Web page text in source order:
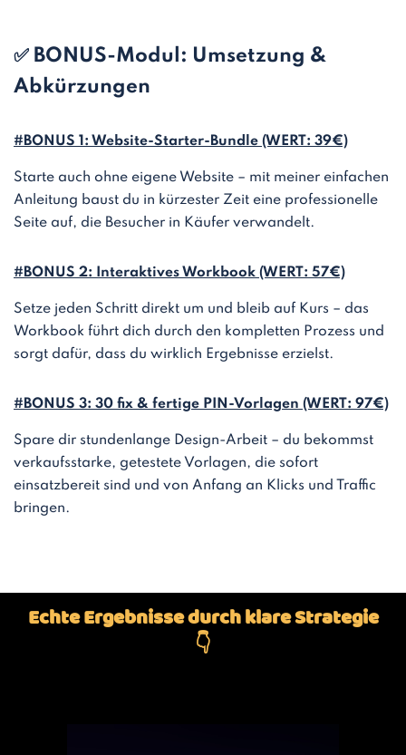
✅ BONUS-Modul: Umsetzung &
Abkürzungen
#BONUS 1: Website-Starter-Bundle (WERT: 39€)
Starte auch ohne eigene Website – mit meiner einfachen
Anleitung baust du in kürzester Zeit eine professionelle
Seite auf, die Besucher in Käufer verwandelt.
#BONUS 2: Interaktives Workbook (WERT: 57€)
Setze jeden Schritt direkt um und bleib auf Kurs – das
Workbook führt dich durch den kompletten Prozess und
sorgt dafür, dass du wirklich Ergebnisse erzielst.
#BONUS 3: 30 fix & fertige PIN-Vorlagen (WERT: 97€)
Spare dir stundenlange Design-Arbeit – du bekommst
verkaufsstarke, getestete Vorlagen, die sofort
einsatzbereit sind und von Anfang an Klicks und Traffic
bringen.
Echte Ergebnisse durch klare Strategie
👇